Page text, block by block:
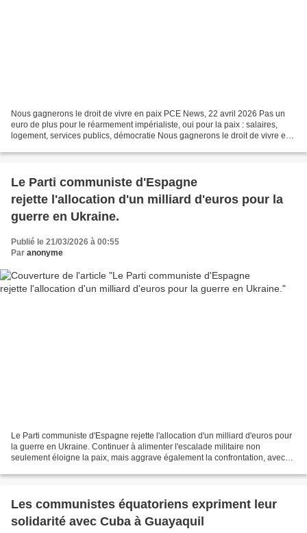
Nous gagnerons le droit de vivre en paix PCE News, 22 avril 2026 Pas un
euro de plus pour le réarmement impérialiste, oui pour la paix : salaires,
logement, services publics, démocratie Nous gagnerons le droit de vivre en
Le Parti communiste d'Espagne
rejette l'allocation d'un milliard d'euros pour la
guerre en Ukraine.
Publié le 21/03/2026 à 00:55
Par anonyme
Le Parti communiste d'Espagne rejette l'allocation d'un milliard d'euros pour
la guerre en Ukraine. Continuer à alimenter l'escalade militaire non
seulement éloigne la paix, mais aggrave également la confrontation, avec
Les communistes équatoriens expriment leur
solidarité avec Cuba à Guayaquil